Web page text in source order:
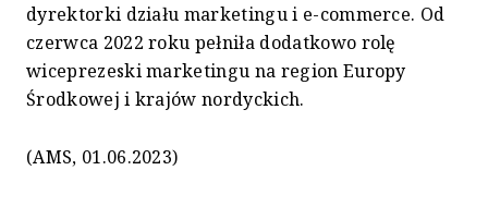
dyrektorki działu marketingu i e-commerce. Od
czerwca 2022 roku pełniła dodatkowo rolę
wiceprezeski marketingu na region Europy
Środkowej i krajów nordyckich.
(AMS, 01.06.2023)